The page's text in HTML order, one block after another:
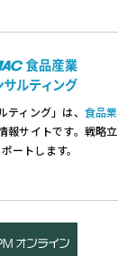
ティング」は、 食品
報サイトです。 戦略
ートします。